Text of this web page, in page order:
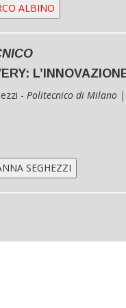
ALBINO
- Politecnico di Milano |
SEGHEZZI